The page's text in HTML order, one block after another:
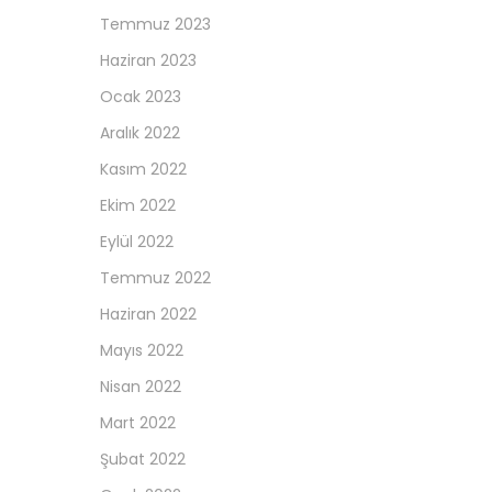
Temmuz 2023
Haziran 2023
Ocak 2023
Aralık 2022
Kasım 2022
Ekim 2022
Eylül 2022
Temmuz 2022
Haziran 2022
Mayıs 2022
Nisan 2022
Mart 2022
Şubat 2022